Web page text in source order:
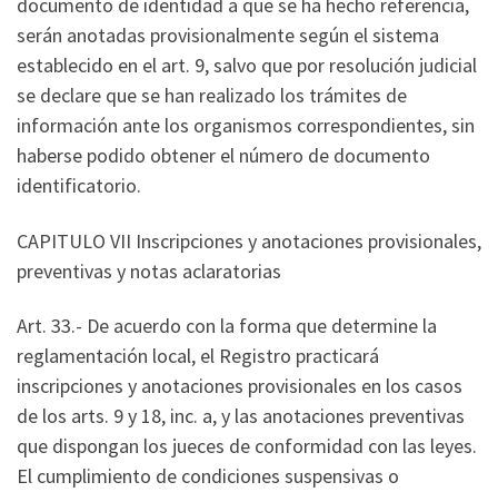
documento de identidad a que se ha hecho referencia,
serán anotadas provisionalmente según el sistema
establecido en el art. 9, salvo que por resolución judicial
se declare que se han realizado los trámites de
información ante los organismos correspondientes, sin
haberse podido obtener el número de documento
identificatorio.
CAPITULO VII Inscripciones y anotaciones provisionales,
preventivas y notas aclaratorias
Art. 33.- De acuerdo con la forma que determine la
reglamentación local, el Registro practicará
inscripciones y anotaciones provisionales en los casos
de los arts. 9 y 18, inc. a, y las anotaciones preventivas
que dispongan los jueces de conformidad con las leyes.
El cumplimiento de condiciones suspensivas o